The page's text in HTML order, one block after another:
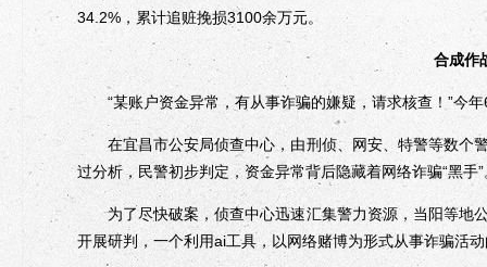
34.2%，累计追赃挽损3100余万元。
合成作
“某账户资金异常，有从事诈骗的嫌疑，请求核查！”今年
在宜昌市公安局侦查中心，由刑侦、网安、特警等数个警
过分析，民警初步判定，资金异常背后隐藏着网络诈骗“黑手”
为了尽快破案，侦查中心迅速汇集警力资源，当阳等地
开展研判，一个利用ai工具，以网络赌博为形式从事诈骗活